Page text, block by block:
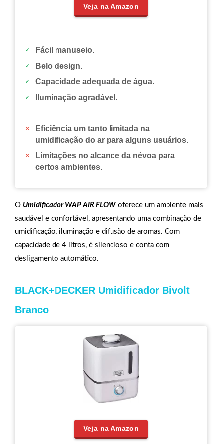
Veja na Amazon
Fácil manuseio.
Belo design.
Capacidade adequada de água.
Iluminação agradável.
Eficiência um tanto limitada na
umidificação do ar para alguns usuários.
Limitações no alcance da névoa para
certos ambientes.
O Umidificador WAP AIR FLOW oferece um ambiente mais
saudável e confortável, apresentando uma combinação de
umidificação, iluminação e difusão de aromas. Com
capacidade de 4 litros, é silencioso e conta com
desligamento automático.
BLACK+DECKER Umidificador Bivolt
Branco
Veja na Amazon